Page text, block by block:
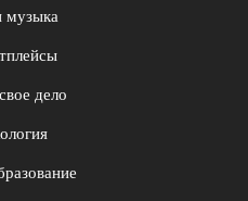
музыка
дело